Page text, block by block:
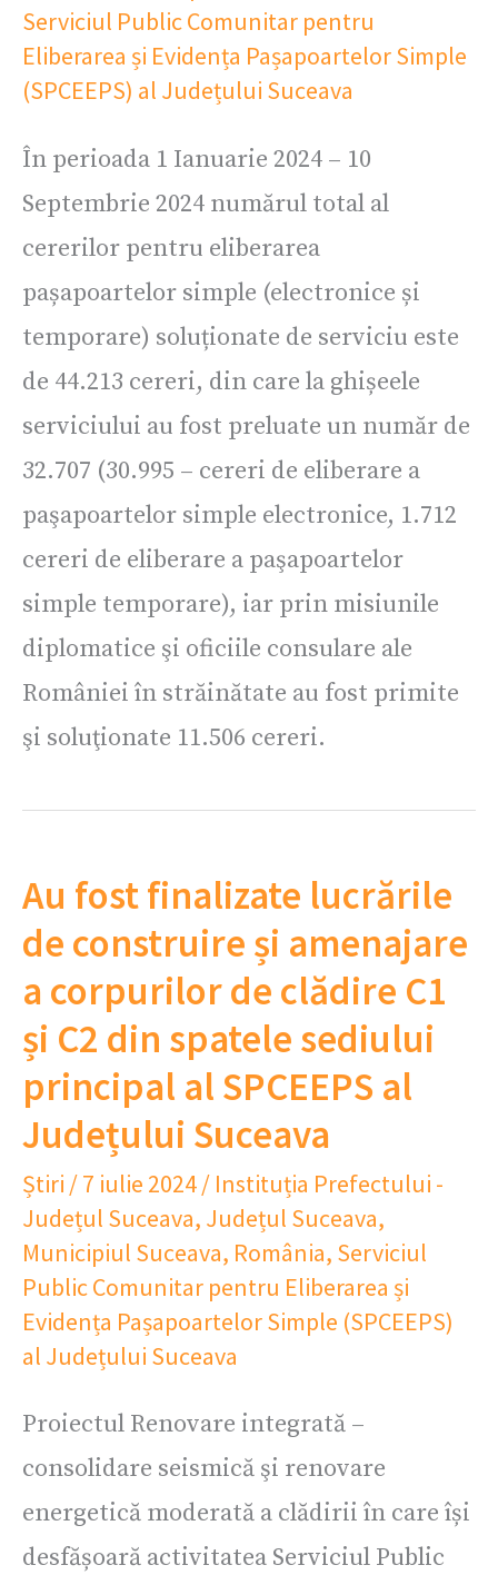
Serviciul Public Comunitar pentru
Eliberarea și Evidența Pașapoartelor Simple
(SPCEEPS) al Județului Suceava
În perioada 1 Ianuarie 2024 – 10
Septembrie 2024 numărul total al
cererilor pentru eliberarea
pașapoartelor simple (electronice și
temporare) soluționate de serviciu este
de 44.213 cereri, din care la ghișeele
serviciului au fost preluate un număr de
32.707 (30.995 – cereri de eliberare a
paşapoartelor simple electronice, 1.712
cereri de eliberare a paşapoartelor
simple temporare), iar prin misiunile
diplomatice şi oficiile consulare ale
României în străinătate au fost primite
şi soluţionate 11.506 cereri.
Au fost finalizate lucrările
de construire și amenajare
a corpurilor de clădire C1
și C2 din spatele sediului
principal al SPCEEPS al
Județului Suceava
Știri /7 iulie 2024/ Instituția Prefectului -
Județul Suceava, Județul Suceava,
Municipiul Suceava, România, Serviciul
Public Comunitar pentru Eliberarea și
Evidența Pașapoartelor Simple (SPCEEPS)
al Județului Suceava
Proiectul Renovare integrată –
consolidare seismică şi renovare
energetică moderată a clădirii în care își
desfășoară activitatea Serviciul Public